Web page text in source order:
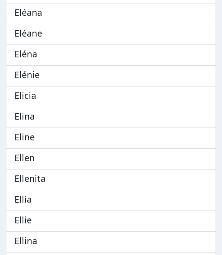
Eléana
Eléane
Eléna
Elénie
Elicia
Elina
Eline
Ellen
Ellenita
Ellia
Ellie
Ellina